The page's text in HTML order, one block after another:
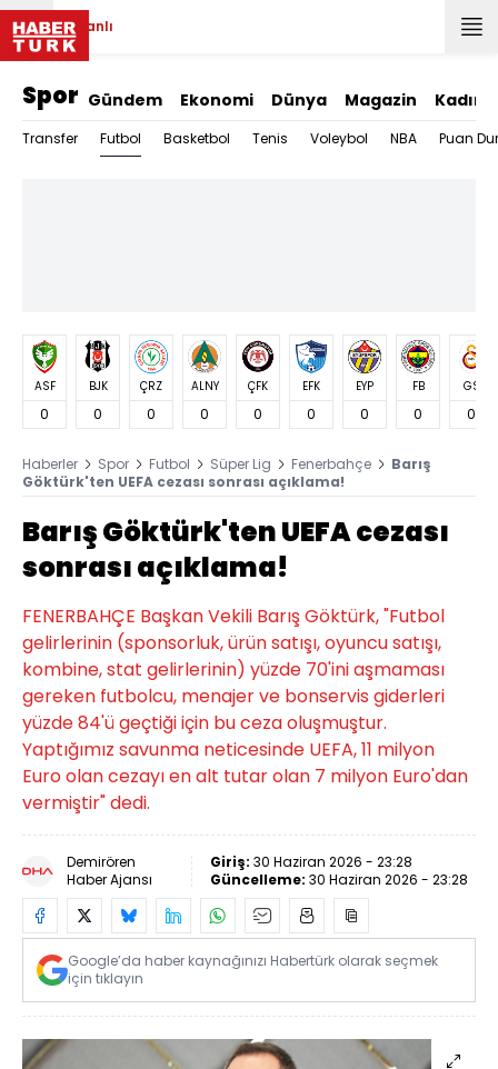
Canlı
Spor Gündem Ekonomi Dünya Magazin Kadın
Transfer Futbol Basketbol Tenis Voleybol NBA Puan
ASF
0
BJK
0
ÇRZ
0
ALNY
0
ÇFK
0
EFK
0
EYP
0
FB
0
GS
0
Haberler Spor Futbol Süper Lig Fenerbahçe
Barış
Göktürk'ten UEFA cezası sonrası açıklama!
Barış Göktürk'ten UEFA cezası
sonrası açıklama!
FENERBAHÇE Başkan Vekili Barış Göktürk, "Futbol
gelirlerinin (sponsorluk, ürün satışı, oyuncu satışı,
kombine, stat gelirlerinin) yüzde 70'ini aşmaması
gereken futbolcu, menajer ve bonservis giderleri
yüzde 84'ü geçtiği için bu ceza oluşmuştur.
Yaptığımız savunma neticesinde UEFA, 11 milyon
Euro olan cezayı en alt tutar olan 7 milyon Euro'dan
vermiştir" dedi.
Demirören
Haber Ajansı
Giriş: 30 Haziran 2026 - 23:28
Güncelleme: 30 Haziran 2026 - 23:28
Google’da haber kaynağınızı Habertürk olarak seçmek
için tıklayın